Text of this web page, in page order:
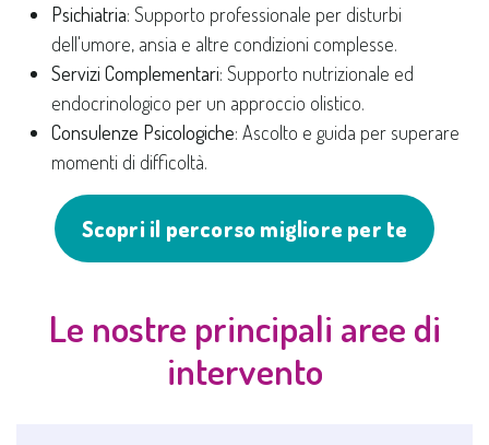
Psichiatria: Supporto professionale per disturbi
dell'umore, ansia e altre condizioni complesse.
Servizi Complementari: Supporto nutrizionale ed
endocrinologico per un approccio olistico.
Consulenze Psicologiche: Ascolto e guida per superare
momenti di difficoltà.
Scopri il percorso migliore per te
Le nostre principali aree di
intervento